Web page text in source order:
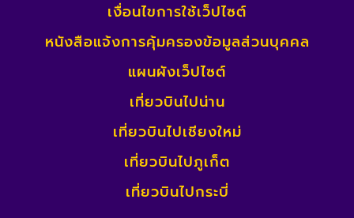
เงื่อนไขการใช้เว็ปไซต์
หนังสือแจ้งการคุ้มครองข้อมูลส่วนบุคคล
แผนผังเว็ปไซต์
เที่ยวบินไปน่าน
เที่ยวบินไปเชียงใหม่
เที่ยวบินไปภูเก็ต
เที่ยวบินไปกระบี่